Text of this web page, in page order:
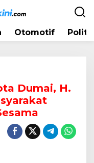
Otomotif
Dumai, H.